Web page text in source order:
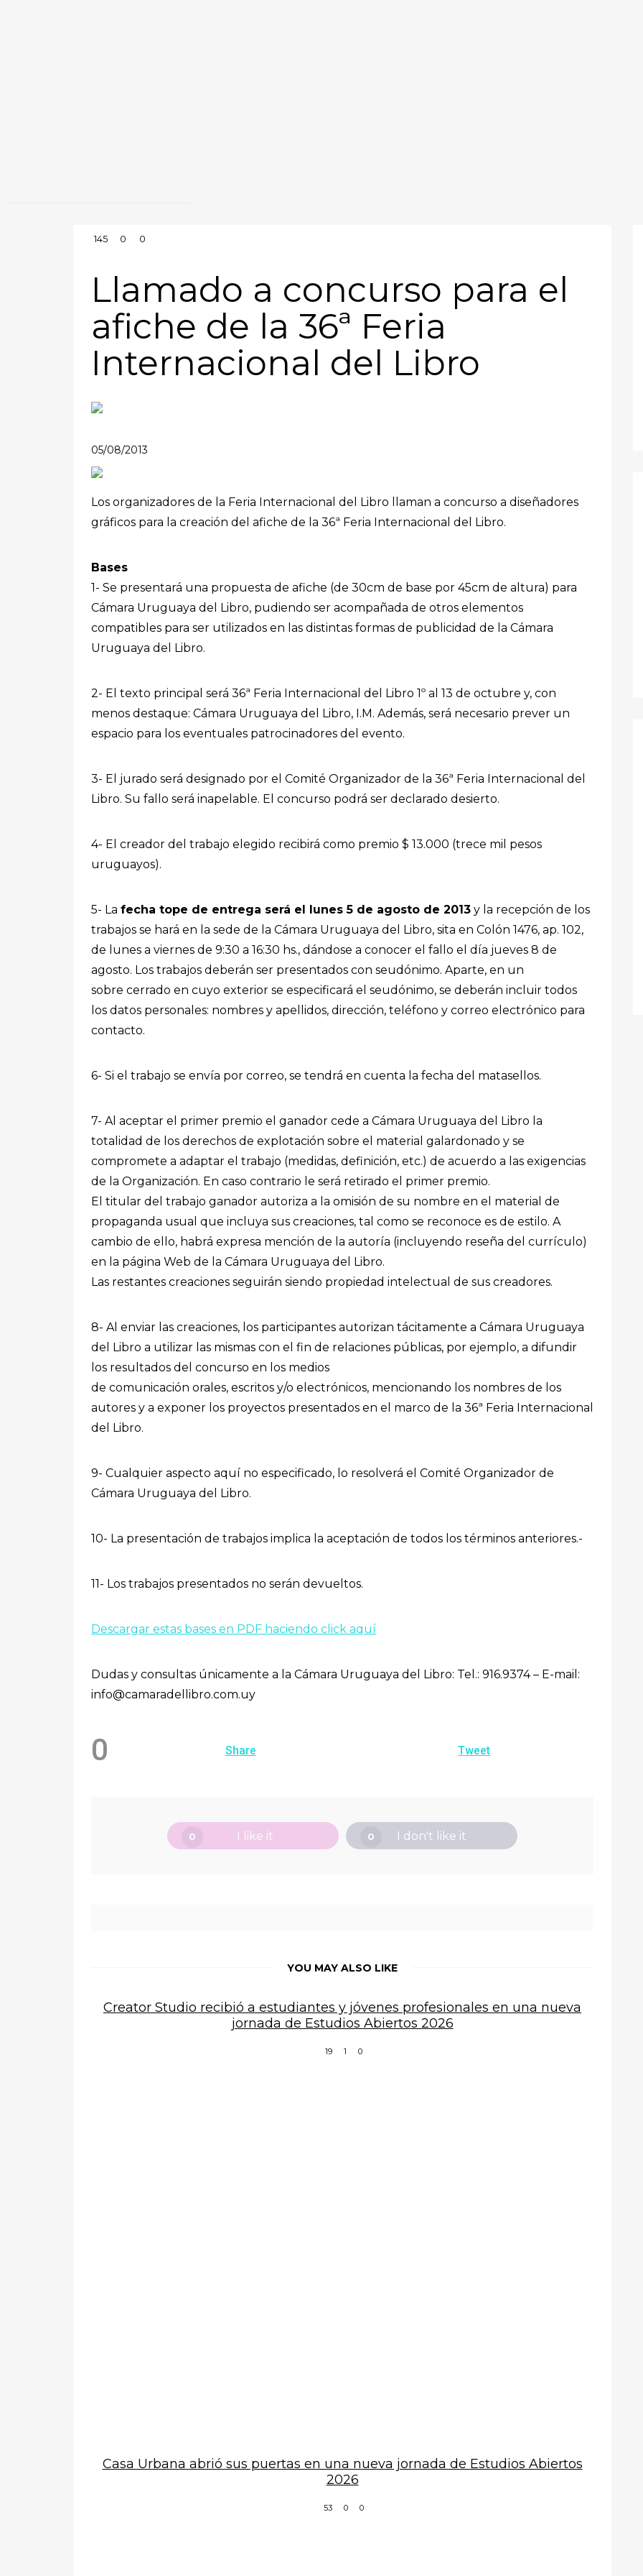
145 0 0
Llamado a concurso para el
afiche de la 36ª Feria
Internacional del Libro
05/08/2013
Los organizadores de la Feria Internacional del Libro llaman a concurso a diseñadores
gráficos para la creación del afiche de la 36ª Feria Internacional del Libro.
Bases
1- Se presentará una propuesta de afiche (de 30cm de base por 45cm de altura) para
Cámara Uruguaya del Libro, pudiendo ser acompañada de otros elementos
compatibles para ser utilizados en las distintas formas de publicidad de la Cámara
Uruguaya del Libro.
2- El texto principal será 36ª Feria Internacional del Libro 1º al 13 de octubre y, con
menos destaque: Cámara Uruguaya del Libro, I.M. Además, será necesario prever un
espacio para los eventuales patrocinadores del evento.
3- El jurado será designado por el Comité Organizador de la 36ª Feria Internacional del
Libro. Su fallo será inapelable. El concurso podrá ser declarado desierto.
4- El creador del trabajo elegido recibirá como premio $ 13.000 (trece mil pesos
uruguayos).
5- La fecha tope de entrega será el lunes 5 de agosto de 2013 y la recepción de los
trabajos se hará en la sede de la Cámara Uruguaya del Libro, sita en Colón 1476, ap. 102,
de lunes a viernes de 9:30 a 16:30 hs., dándose a conocer el fallo el día jueves 8 de
agosto. Los trabajos deberán ser presentados con seudónimo. Aparte, en un
sobre cerrado en cuyo exterior se especificará el seudónimo, se deberán incluir todos
los datos personales: nombres y apellidos, dirección, teléfono y correo electrónico para
contacto.
6- Si el trabajo se envía por correo, se tendrá en cuenta la fecha del matasellos.
7- Al aceptar el primer premio el ganador cede a Cámara Uruguaya del Libro la
totalidad de los derechos de explotación sobre el material galardonado y se
compromete a adaptar el trabajo (medidas, definición, etc.) de acuerdo a las exigencias
de la Organización. En caso contrario le será retirado el primer premio.
El titular del trabajo ganador autoriza a la omisión de su nombre en el material de
propaganda usual que incluya sus creaciones, tal como se reconoce es de estilo. A
cambio de ello, habrá expresa mención de la autoría (incluyendo reseña del currículo)
en la página Web de la Cámara Uruguaya del Libro.
Las restantes creaciones seguirán siendo propiedad intelectual de sus creadores.
8- Al enviar las creaciones, los participantes autorizan tácitamente a Cámara Uruguaya
del Libro a utilizar las mismas con el fin de relaciones públicas, por ejemplo, a difundir
los resultados del concurso en los medios
de comunicación orales, escritos y/o electrónicos, mencionando los nombres de los
autores y a exponer los proyectos presentados en el marco de la 36ª Feria Internacional
del Libro.
9- Cualquier aspecto aquí no especificado, lo resolverá el Comité Organizador de
Cámara Uruguaya del Libro.
10- La presentación de trabajos implica la aceptación de todos los términos anteriores.-
11- Los trabajos presentados no serán devueltos.
Descargar estas bases en PDF haciendo click aquí
Dudas y consultas únicamente a la Cámara Uruguaya del Libro: Tel.: 916.9374 – E-mail:
info@camaradellibro.com.uy
0 Share Tweet
0 I like it 0 I don't like it
YOU MAY ALSO LIKE
Creator Studio recibió a estudiantes y jóvenes profesionales en una nueva
jornada de Estudios Abiertos 2026
19 1 0
Casa Urbana abrió sus puertas en una nueva jornada de Estudios Abiertos
2026
53 0 0